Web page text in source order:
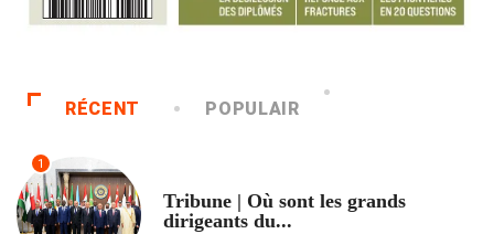
RÉCENT POPULAIR
1
Tribune | Où sont les grands
dirigeants du...